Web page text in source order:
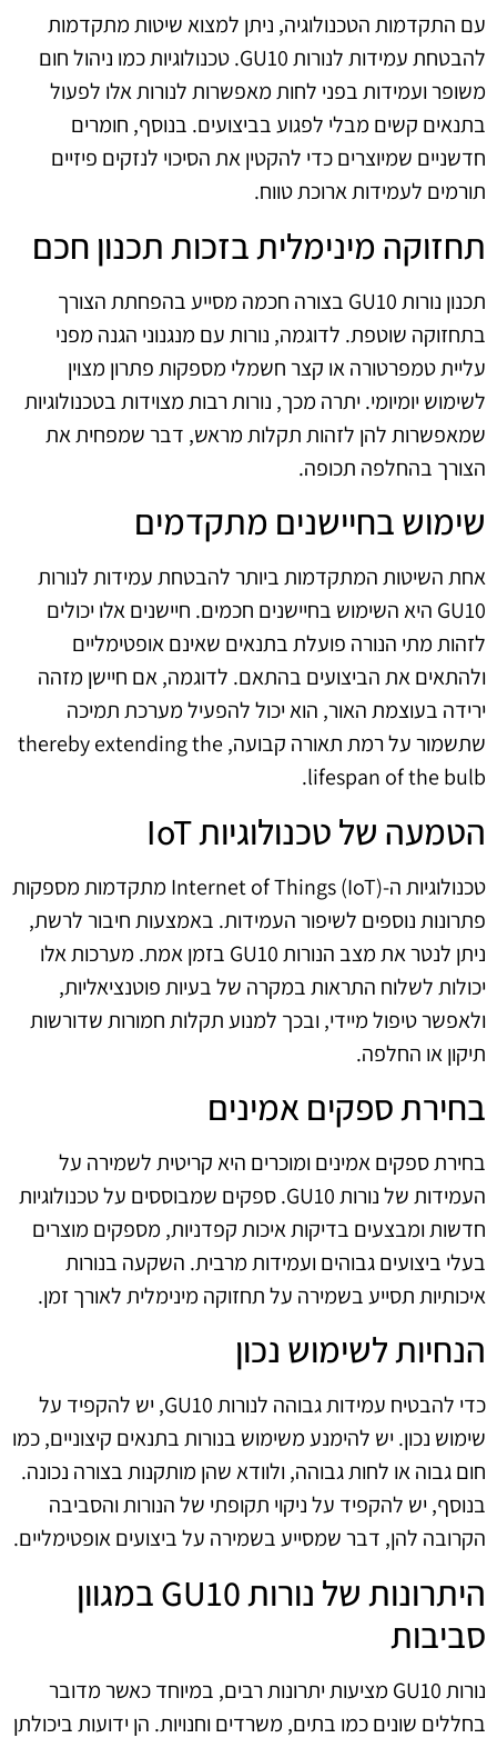
עם התקדמות הטכנולוגיה, ניתן למצוא שיטות מתקדמות
להבטחת עמידות לנורות GU10. טכנולוגיות כמו ניהול חום
משופר ועמידות בפני לחות מאפשרות לנורות אלו לפעול
בתנאים קשים מבלי לפגוע בביצועים. בנוסף, חומרים
חדשניים שמיוצרים כדי להקטין את הסיכוי לנזקים פיזיים
תורמים לעמידות ארוכת טווח.
תחזוקה מינימלית בזכות תכנון חכם
תכנון נורות GU10 בצורה חכמה מסייע בהפחתת הצורך
בתחזוקה שוטפת. לדוגמה, נורות עם מנגנוני הגנה מפני
עליית טמפרטורה או קצר חשמלי מספקות פתרון מצוין
לשימוש יומיומי. יתרה מכך, נורות רבות מצוידות בטכנולוגיות
שמאפשרות להן לזהות תקלות מראש, דבר שמפחית את
הצורך בהחלפה תכופה.
שימוש בחיישנים מתקדמים
אחת השיטות המתקדמות ביותר להבטחת עמידות לנורות
GU10 היא השימוש בחיישנים חכמים. חיישנים אלו יכולים
לזהות מתי הנורה פועלת בתנאים שאינם אופטימליים
ולהתאים את הביצועים בהתאם. לדוגמה, אם חיישן מזהה
ירידה בעוצמת האור, הוא יכול להפעיל מערכת תמיכה
שתשמור על רמת תאורה קבועה, thereby extending the
lifespan of the bulb.
הטמעה של טכנולוגיות IoT
טכנולוגיות ה-Internet of Things (IoT) מתקדמות מספקות
פתרונות נוספים לשיפור העמידות. באמצעות חיבור לרשת,
ניתן לנטר את מצב הנורות GU10 בזמן אמת. מערכות אלו
יכולות לשלוח התראות במקרה של בעיות פוטנציאליות,
ולאפשר טיפול מיידי, ובכך למנוע תקלות חמורות שדורשות
תיקון או החלפה.
בחירת ספקים אמינים
בחירת ספקים אמינים ומוכרים היא קריטית לשמירה על
העמידות של נורות GU10. ספקים שמבוססים על טכנולוגיות
חדשות ומבצעים בדיקות איכות קפדניות, מספקים מוצרים
בעלי ביצועים גבוהים ועמידות מרבית. השקעה בנורות
איכותיות תסייע בשמירה על תחזוקה מינימלית לאורך זמן.
הנחיות לשימוש נכון
כדי להבטיח עמידות גבוהה לנורות GU10, יש להקפיד על
שימוש נכון. יש להימנע משימוש בנורות בתנאים קיצוניים, כמו
חום גבוה או לחות גבוהה, ולוודא שהן מותקנות בצורה נכונה.
בנוסף, יש להקפיד על ניקוי תקופתי של הנורות והסביבה
הקרובה להן, דבר שמסייע בשמירה על ביצועים אופטימליים.
היתרונות של נורות GU10 במגוון
סביבות
נורות GU10 מציעות יתרונות רבים, במיוחד כאשר מדובר
בחללים שונים כמו בתים, משרדים וחנויות. הן ידועות ביכולתן